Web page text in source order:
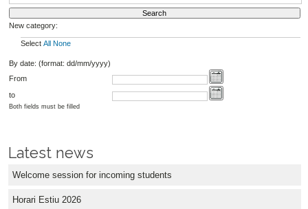
New category:
Select All None
By date: (format: dd/mm/yyyy)
From
to
Both fields must be filled
Latest news
Welcome session for incoming students
Horari Estiu 2026